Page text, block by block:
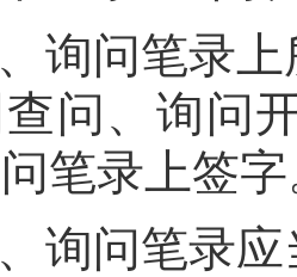
询问笔录
问、询问
笔录上签
询问笔录